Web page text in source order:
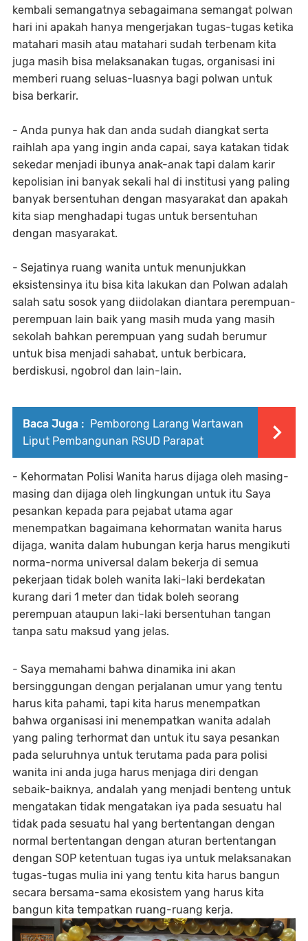
kembali semangatnya sebagaimana semangat polwan
hari ini apakah hanya mengerjakan tugas-tugas ketika
matahari masih atau matahari sudah terbenam kita
juga masih bisa melaksanakan tugas, organisasi ini
memberi ruang seluas-luasnya bagi polwan untuk
bisa berkarir.
- Anda punya hak dan anda sudah diangkat serta
raihlah apa yang ingin anda capai, saya katakan tidak
sekedar menjadi ibunya anak-anak tapi dalam karir
kepolisian ini banyak sekali hal di institusi yang paling
banyak bersentuhan dengan masyarakat dan apakah
kita siap menghadapi tugas untuk bersentuhan
dengan masyarakat.
- Sejatinya ruang wanita untuk menunjukkan
eksistensinya itu bisa kita lakukan dan Polwan adalah
salah satu sosok yang diidolakan diantara perempuan-
perempuan lain baik yang masih muda yang masih
sekolah bahkan perempuan yang sudah berumur
untuk bisa menjadi sahabat, untuk berbicara,
berdiskusi, ngobrol dan lain-lain.
Baca Juga : Pemborong Larang Wartawan
Liput Pembangunan RSUD Parapat
- Kehormatan Polisi Wanita harus dijaga oleh masing-
masing dan dijaga oleh lingkungan untuk itu Saya
pesankan kepada para pejabat utama agar
menempatkan bagaimana kehormatan wanita harus
dijaga, wanita dalam hubungan kerja harus mengikuti
norma-norma universal dalam bekerja di semua
pekerjaan tidak boleh wanita laki-laki berdekatan
kurang dari 1 meter dan tidak boleh seorang
perempuan ataupun laki-laki bersentuhan tangan
tanpa satu maksud yang jelas.
- Saya memahami bahwa dinamika ini akan
bersinggungan dengan perjalanan umur yang tentu
harus kita pahami, tapi kita harus menempatkan
bahwa organisasi ini menempatkan wanita adalah
yang paling terhormat dan untuk itu saya pesankan
pada seluruhnya untuk terutama pada para polisi
wanita ini anda juga harus menjaga diri dengan
sebaik-baiknya, andalah yang menjadi benteng untuk
mengatakan tidak mengatakan iya pada sesuatu hal
tidak pada sesuatu hal yang bertentangan dengan
normal bertentangan dengan aturan bertentangan
dengan SOP ketentuan tugas iya untuk melaksanakan
tugas-tugas mulia ini yang tentu kita harus bangun
secara bersama-sama ekosistem yang harus kita
bangun kita tempatkan ruang-ruang kerja.